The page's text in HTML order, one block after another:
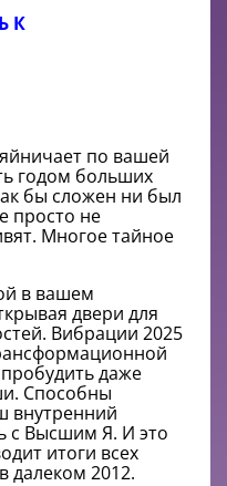
К
по вашей
годом больших
бы сложен ни был
просто не
Многое тайное
в вашем
двери для
Вибрации 2025
даже
Способны
внутренний
с Высшим Я. И это
итоги всех
далеком 2012.